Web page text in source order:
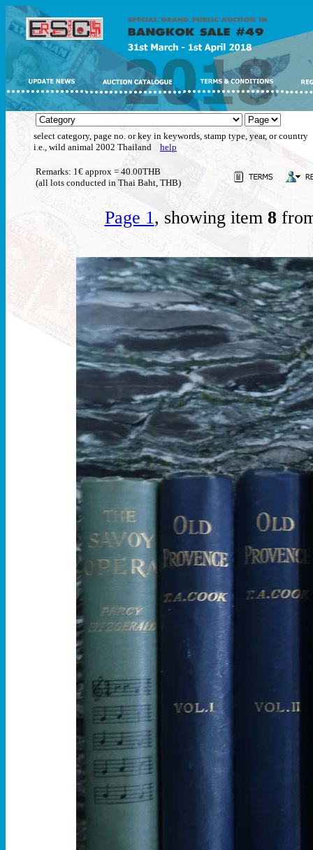
select category, page no. or key in keywords, stamp type, year, or country
i.e., wild animal 2002 Thailand help
Remarks: 1€ approx = 40.00THB
(all lots conducted in Thai Baht, THB)
Page 1, showing item 8